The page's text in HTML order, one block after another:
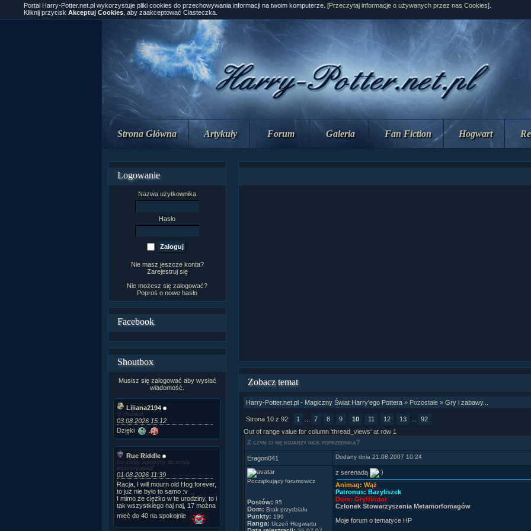
Strona Główna Artykuły Forum Galeria Fan Fiction Hogwart
Logowanie
Nazwa użytkownika
Hasło
Nie masz jeszcze konta?
Zarejestruj się
Nie możesz się zalogować?
Poproś o nowe hasło
Facebook
Shoutbox
Musisz się zalogować aby wysłać
wiadomość.
Liliana2194
O choinka!
03.08.2026 15:12
Dzięki
Rue Riddle
Do szopy hipogryfy, do szopy
wszyscy wraz!
01.08.2026 11:39
Racja, I will mourn old Hog forever,
to już nie było to samo :v
I mimo że ciężko w te urodziny, to i
tak wszystkiego naj naj, 17 można
mieć do 40 na spokojnie
Portal Harry-Potter.net.pl wykorzystuje pliki cookies do przechowywania informacji na twoim komputerze. [Przeczytaj informacje o używanych przez nas Cookies].
Kliknij przycisk Akceptuj Cookies , aby zaakceptować Ciasteczka.
Zobacz temat
Harry-Potter.net.pl - Magiczny Świat Harry'ego Pottera » Pozostałe » Gry i zabawy...
Strona 10 z 92: 1 7 8 9 10 11 12 13
92
Out of range value for column 'thread_views' at row 1
Z czym ci się kojarzy nick poprzednika?
Eragon041 Dodany dnia 21.08.2007 10:24
Początkujący forumowicz
Postów: 95
Dom: Brak przydziału
Punkty: 199
Ranga: Uczeń Hogwartu
z serenadą
Animag: Wąż
Patronus: Bazyliszek
Dom: Gryffindor
Członek Stowarzyszenia Metamorfomagów
Moje forum o tematyce HP